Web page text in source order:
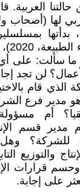
كان
ما سألت:
لن تجد
قام
مدير فرع
أم
مدير قسم
للشركة؟
والتوزيع
وحسم قرارات
على إجابة.